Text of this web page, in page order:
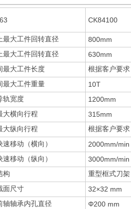
CK84100
最大工件回转直径 800mm
最大工件回转直径
630mm
最大工件长度
根据客户要求
最大工件重量
10T
轨宽度
1200mm
大横向行程 315mm
大纵向行程
根据客户要求
速移动（横向）
2000mm/min
速移动（纵向）
3000mm/min
构
重型框式刀架
面尺寸
32×32 mm
轴轴承内孔直径 Φ200 mm